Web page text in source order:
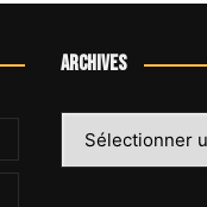
Archives